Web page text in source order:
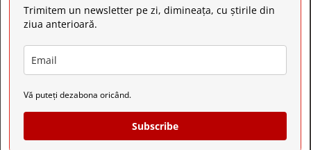
Trimitem un newsletter pe zi, dimineața, cu știrile din
ziua anterioară.
Vă puteți dezabona oricând.
Subscribe